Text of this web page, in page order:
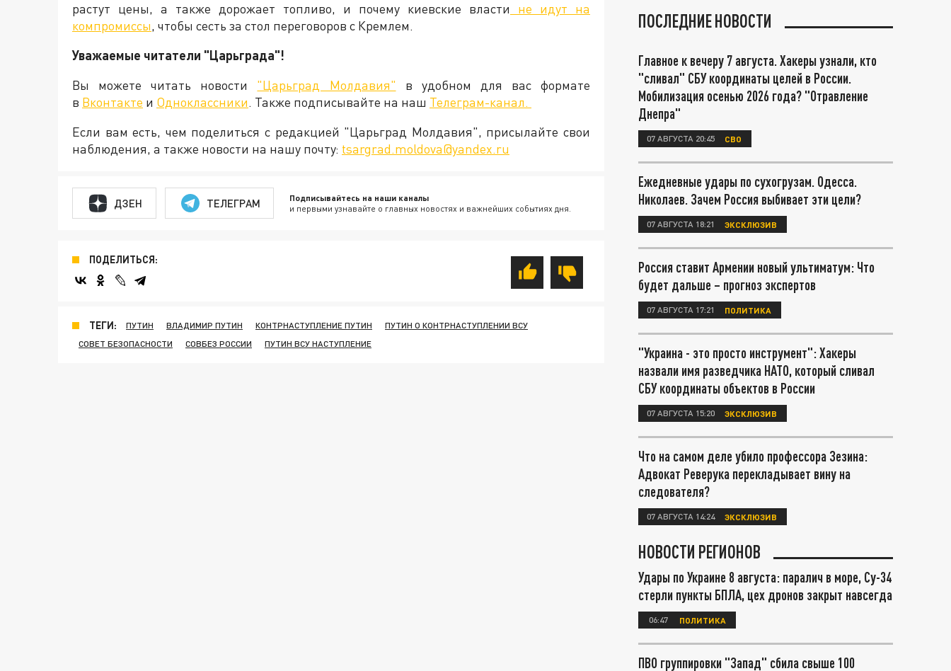
растут цены, а также дорожает топливо, и почему киевские власти не идут на
компромиссы, чтобы сесть за стол переговоров с Кремлем.
Уважаемые читатели "Царьграда"!
Вы можете читать новости "Царьград Молдавия" в удобном для вас формате
в Вконтакте и Одноклассники. Также подписывайте на наш Телеграм-канал.
Если вам есть, чем поделиться с редакцией "Царьград Молдавия", присылайте свои
наблюдения, а также новости на нашу почту: tsargrad.moldova@yandex.ru
ДЗЕН ТЕЛЕГРАМ Подписывайтесь на наши каналы
и первыми узнавайте о главных новостях и важнейших событиях дня.
ПОДЕЛИТЬСЯ:
ТЕГИ: ПУТИН ВЛАДИМИР ПУТИН КОНТРНАСТУПЛЕНИЕ ПУТИН
ПУТИН О КОНТРНАСТУПЛЕНИИ ВСУ
СОВЕТ БЕЗОПАСНОСТИ
СОВБЕЗ РОССИИ ПУТИН ВСУ НАСТУПЛЕНИЕ
ПОСЛЕДНИЕ НОВОСТИ
Главное к вечеру 7 августа. Хакеры узнали, кто
"сливал" СБУ координаты целей в России.
Мобилизация осенью 2026 года? "Отравление
Днепра"
07 АВГУСТА 20:45 СВО
Ежедневные удары по сухогрузам. Одесса.
Николаев. Зачем Россия выбивает эти цели?
07 АВГУСТА 18:21 ЭКСКЛЮЗИВ
Россия ставит Армении новый ультиматум: Что
будет дальше – прогноз экспертов
07 АВГУСТА 17:21 ПОЛИТИКА
"Украина - это просто инструмент": Хакеры
назвали имя разведчика НАТО, который сливал
СБУ координаты объектов в России
07 АВГУСТА 15:20 ЭКСКЛЮЗИВ
Что на самом деле убило профессора Зезина:
Адвокат Реверука перекладывает вину на
следователя?
07 АВГУСТА 14:24 ЭКСКЛЮЗИВ
НОВОСТИ РЕГИОНОВ
Удары по Украине 8 августа: паралич в море, Су-34
стерли пункты БПЛА, цех дронов закрыт навсегда
06:47 ПОЛИТИКА
ПВО группировки "Запад" сбила свыше 100